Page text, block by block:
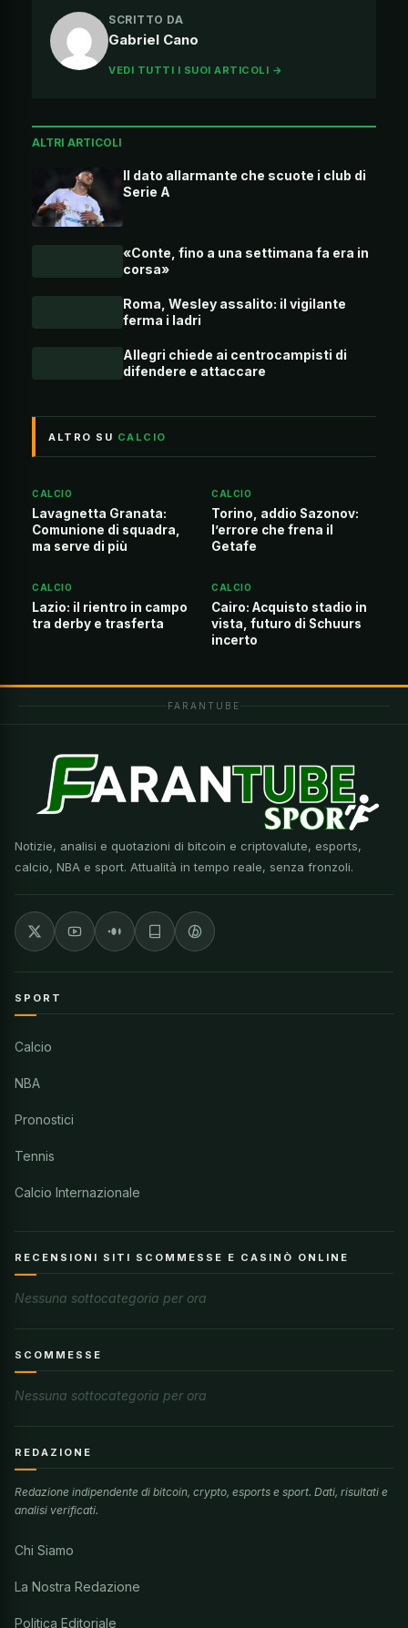
SCRITTO DA
Gabriel Cano
VEDI TUTTI I SUOI ARTICOLI →
ALTRI ARTICOLI
Il dato allarmante che scuote i club di
Serie A
«Conte, fino a una settimana fa era in
corsa»
Roma, Wesley assalito: il vigilante
ferma i ladri
Allegri chiede ai centrocampisti di
difendere e attaccare
ALTRO SU CALCIO
CALCIO
Lavagnetta Granata:
Comunione di squadra,
ma serve di più
CALCIO
Torino, addio Sazonov:
l’errore che frena il
Getafe
CALCIO
Lazio: il rientro in campo
tra derby e trasferta
CALCIO
Cairo: Acquisto stadio in
vista, futuro di Schuurs
incerto
FARANTUBE
Notizie, analisi e quotazioni di bitcoin e criptovalute, esports,
calcio, NBA e sport. Attualità in tempo reale, senza fronzoli.
SPORT
Calcio
NBA
Pronostici
Tennis
Calcio Internazionale
RECENSIONI SITI SCOMMESSE E CASINÒ ONLINE
Nessuna sottocategoria per ora
SCOMMESSE
Nessuna sottocategoria per ora
REDAZIONE
Redazione indipendente di bitcoin, crypto, esports e sport. Dati, risultati e
analisi verificati.
Chi Siamo
La Nostra Redazione
Politica Editoriale